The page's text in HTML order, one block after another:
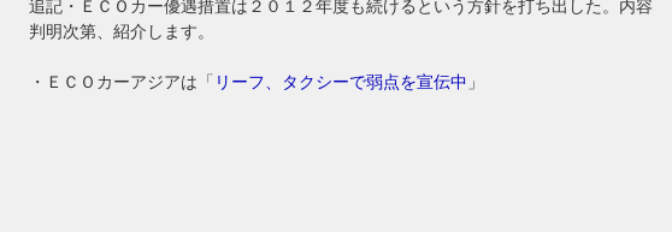
追記・ＥＣＯカー優遇措置は２０１２年度も続けるという方針を打ち出した。内容
判明次第、紹介します。
・ＥＣＯカーアジアは「 リーフ、タクシーで弱点を宣伝中 」